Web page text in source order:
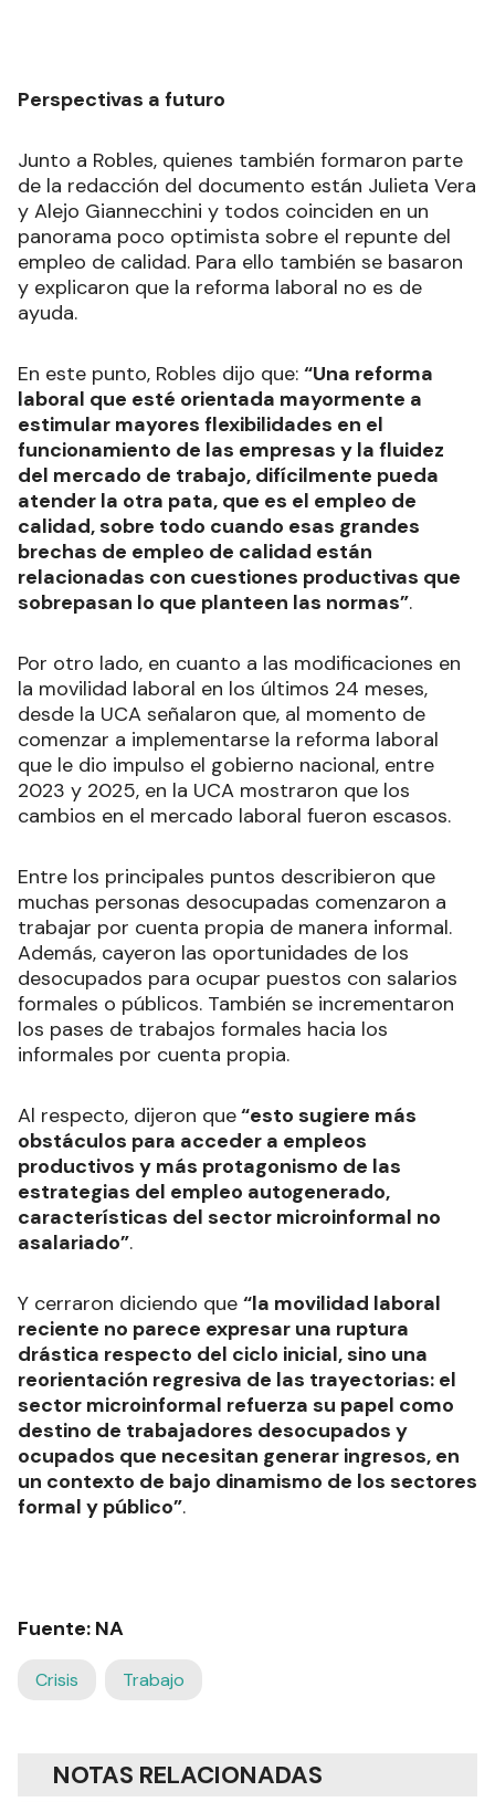
Perspectivas a futuro
Junto a Robles, quienes también formaron parte
de la redacción del documento están Julieta Vera
y Alejo Giannecchini y todos coinciden en un
panorama poco optimista sobre el repunte del
empleo de calidad. Para ello también se basaron
y explicaron que la reforma laboral no es de
ayuda.
En este punto, Robles dijo que: “Una reforma
laboral que esté orientada mayormente a
estimular mayores flexibilidades en el
funcionamiento de las empresas y la fluidez
del mercado de trabajo, difícilmente pueda
atender la otra pata, que es el empleo de
calidad, sobre todo cuando esas grandes
brechas de empleo de calidad están
relacionadas con cuestiones productivas que
sobrepasan lo que planteen las normas”.
Por otro lado, en cuanto a las modificaciones en
la movilidad laboral en los últimos 24 meses,
desde la UCA señalaron que, al momento de
comenzar a implementarse la reforma laboral
que le dio impulso el gobierno nacional, entre
2023 y 2025, en la UCA mostraron que los
cambios en el mercado laboral fueron escasos.
Entre los principales puntos describieron que
muchas personas desocupadas comenzaron a
trabajar por cuenta propia de manera informal.
Además, cayeron las oportunidades de los
desocupados para ocupar puestos con salarios
formales o públicos. También se incrementaron
los pases de trabajos formales hacia los
informales por cuenta propia.
Al respecto, dijeron que“esto sugiere más
obstáculos para acceder a empleos
productivos y más protagonismo de las
estrategias del empleo autogenerado,
características del sector microinformal no
asalariado”.
Y cerraron diciendo que “la movilidad laboral
reciente no parece expresar una ruptura
drástica respecto del ciclo inicial, sino una
reorientación regresiva de las trayectorias: el
sector microinformal refuerza su papel como
destino de trabajadores desocupados y
ocupados que necesitan generar ingresos, en
un contexto de bajo dinamismo de los sectores
formal y público”.
Fuente: NA
Crisis Trabajo
NOTAS RELACIONADAS